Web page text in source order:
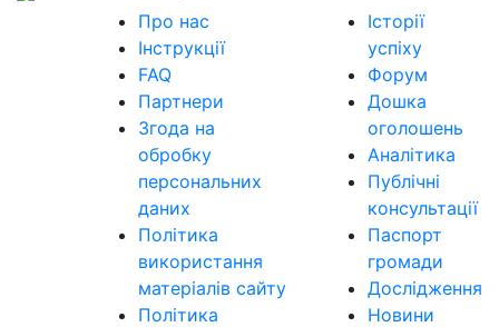
Про нас
Інструкції
FAQ
Партнери
Згода на
обробку
персональних
даних
Політика
використання
матеріалів сайту
Політика
Історії
успіху
Форум
Дошка
оголошень
Аналітика
Публічні
консультації
Паспорт
громади
Дослідження
Новини